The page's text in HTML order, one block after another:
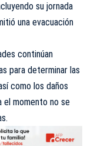
su jornada
una evacuación
continúan
para determinar las
como los daños
el momento no se